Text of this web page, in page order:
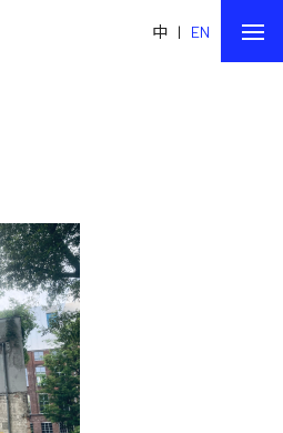
中 | EN